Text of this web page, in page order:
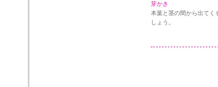
芽かき
本葉と茎の間から出てく
しょう。